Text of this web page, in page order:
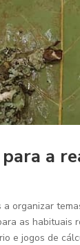
a
organizar
as
e jogos de